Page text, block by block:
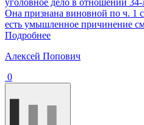
уголовное дело в отношении
Она признана виновной по ч. 1
есть умышленное причинение
Подробнее
Алексей Попович
0